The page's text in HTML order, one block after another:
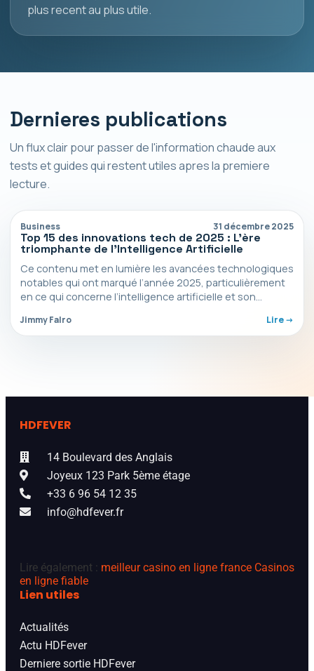
plus recent au plus utile.
Dernieres publications
Un flux clair pour passer de l'information chaude aux
tests et guides qui restent utiles apres la premiere
lecture.
Business 31 décembre 2025
Top 15 des innovations tech de 2025 : L’ère
triomphante de l’Intelligence Artificielle
Ce contenu met en lumière les avancées technologiques
notables qui ont marqué l’année 2025, particulièrement
en ce qui concerne l’intelligence artificielle et son
Jimmy Falro Lire ->
HDFEVER
14 Boulevard des Anglais
Joyeux 123 Park 5ème étage
+33 6 96 54 12 35
info@hdfever.fr
Lire également : meilleur casino en ligne france Casinos
en ligne fiable
Lien utiles
Actualités
Actu HDFever
Derniere sortie HDFever